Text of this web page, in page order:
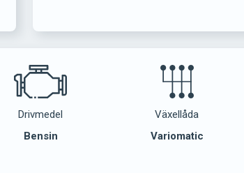
Drivmedel
Bensin
Växellåda
Variomatic